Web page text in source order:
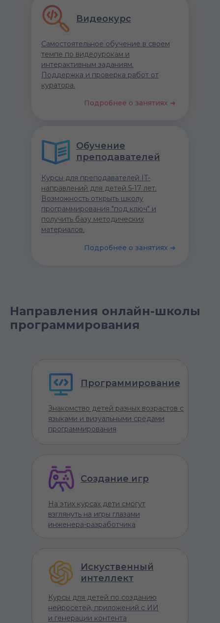
Самостоятельное обучение в своем
темпе по видеоурокам и
интерактивным заданиям.
Поддержка и проверка работ от
куратора.
Подробнее о занятиях ➜
Видеокурс
Курсы для преподавателей IT-
направлений для детей 5-17 лет.
Возможность открыть школу
программирования "под ключ" и
получить базу методических
материалов.
Обучение
преподавателей
Подробнее о занятиях ➜
Направления онлайн-школы
программирования
Знакомство детей разных возрастов с
языками и визуальными средами
программирования
Программирование
На этих курсах дети смогут
взглянуть на игры глазами
инженера-разработчика
Создание игр
Курсы для детей по созданию
нейросетей, приложений с ИИ
и генерации контента
Искуственный
интеллект